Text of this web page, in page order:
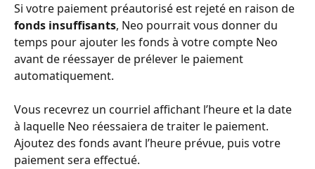
Si votre paiement préautorisé est rejeté en raison de
fonds insuffisants, Neo pourrait vous donner du
temps pour ajouter les fonds à votre compte Neo
avant de réessayer de prélever le paiement
automatiquement.
Vous recevrez un courriel affichant l’heure et la date
à laquelle Neo réessaiera de traiter le paiement.
Ajoutez des fonds avant l’heure prévue, puis votre
paiement sera effectué.